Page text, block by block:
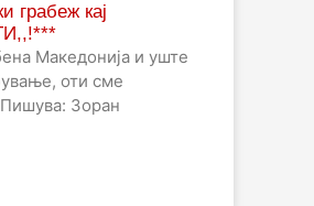
грабеж кај
Македонија и уште
оти сме
Зоран